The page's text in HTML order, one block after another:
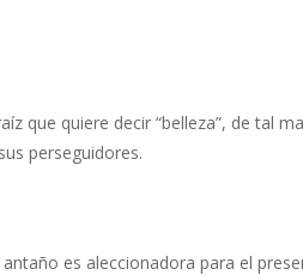
que quiere decir “belleza”, de tal
perseguidores.
es aleccionadora para el